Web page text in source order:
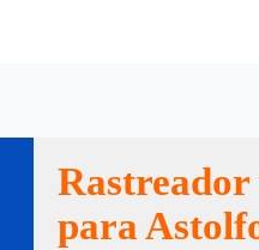
para